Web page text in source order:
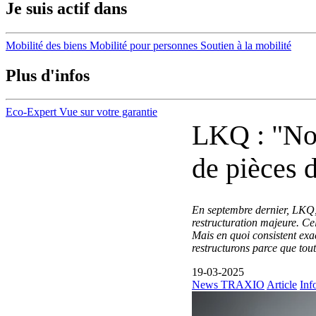
Je suis actif dans
Mobilité des biens Mobilité pour personnes Soutien à la mobilité
Plus d'infos
Eco-Expert Vue sur votre garantie
LKQ :
de pièces
En septembre dernier,
restructuration majeure.
Mais en quoi consistent
restructurons parce que
19-03-2025
News TRAXIO Article